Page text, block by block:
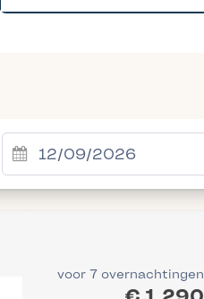
voor 7 overnachtingen